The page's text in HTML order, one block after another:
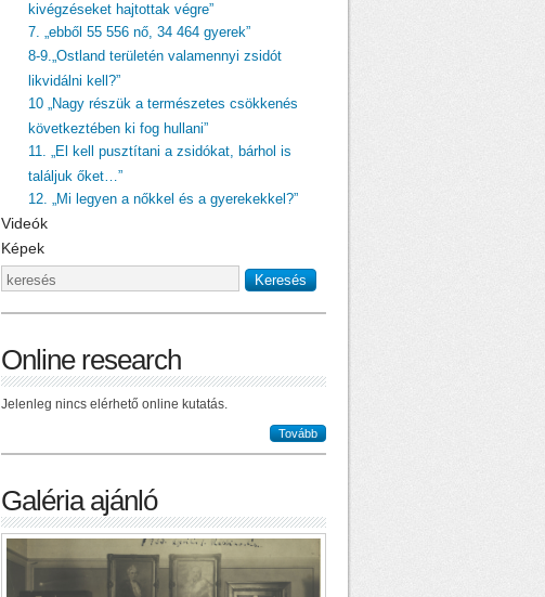
kivégzéseket hajtottak végre”
7. „ebből 55 556 nő, 34 464 gyerek”
8-9.„Ostland területén valamennyi zsidót
likvidálni kell?”
10 „Nagy részük a természetes csökkenés
következtében ki fog hullani”
11. „El kell pusztítani a zsidókat, bárhol is
találjuk őket…”
12. „Mi legyen a nőkkel és a gyerekekkel?”
Videók
Képek
Online research
Jelenleg nincs elérhető online kutatás.
Tovább
Galéria ajánló